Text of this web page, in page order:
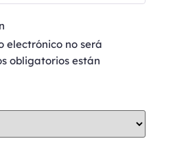
electrónico no será
obligatorios están